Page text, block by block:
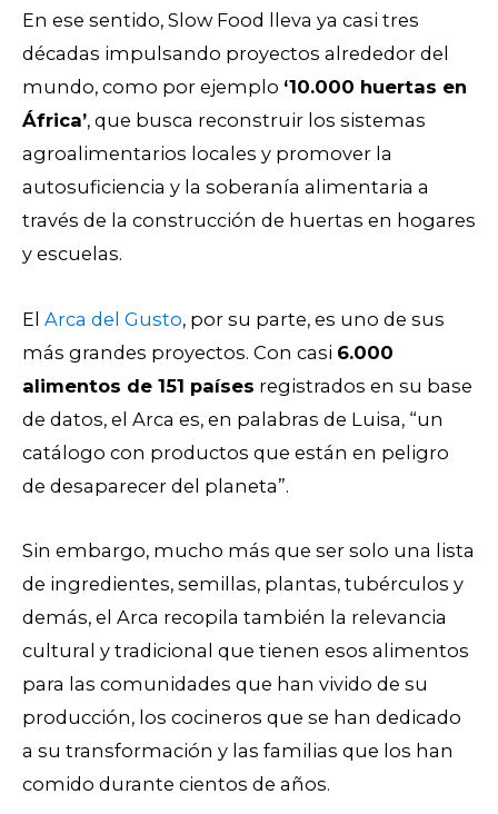
En ese sentido, Slow Food lleva ya casi tres
décadas impulsando proyectos alrededor del
mundo, como por ejemplo ‘10.000 huertas en
África’, que busca reconstruir los sistemas
agroalimentarios locales y promover la
autosuficiencia y la soberanía alimentaria a
través de la construcción de huertas en hogares
y escuelas.
El Arca del Gusto, por su parte, es uno de sus
más grandes proyectos. Con casi 6.000
alimentos de 151 países registrados en su base
de datos, el Arca es, en palabras de Luisa, “un
catálogo con productos que están en peligro
de desaparecer del planeta”.
Sin embargo, mucho más que ser solo una lista
de ingredientes, semillas, plantas, tubérculos y
demás, el Arca recopila también la relevancia
cultural y tradicional que tienen esos alimentos
para las comunidades que han vivido de su
producción, los cocineros que se han dedicado
a su transformación y las familias que los han
comido durante cientos de años.